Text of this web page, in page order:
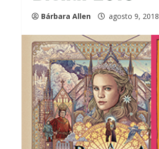
Bárbara Allen agosto 9, 2018